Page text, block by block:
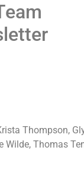
Thompson,
Wilde, Thomas